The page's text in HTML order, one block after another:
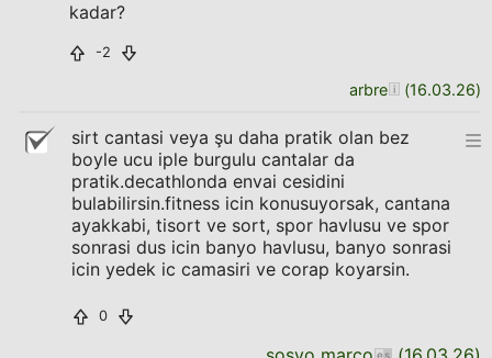
kadar?
-2
arbre (16.03.26)
sirt cantasi veya şu daha pratik olan bez
boyle ucu iple burgulu cantalar da
pratik.decathlonda envai cesidini
bulabilirsin.fitness icin konusuyorsak, cantana
ayakkabi, tisort ve sort, spor havlusu ve spor
sonrasi dus icin banyo havlusu, banyo sonrasi
icin yedek ic camasiri ve corap koyarsin.
0